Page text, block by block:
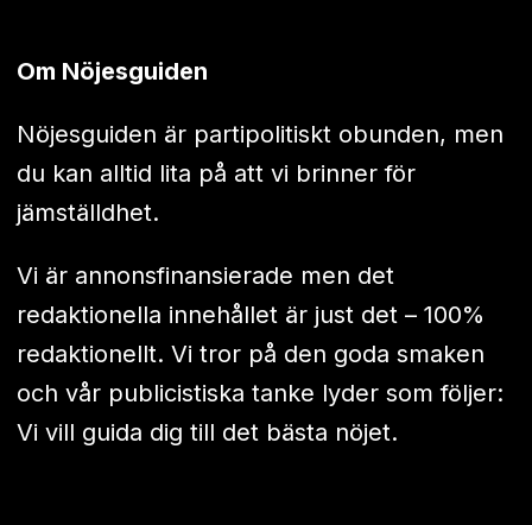
Om Nöjesguiden
Nöjesguiden är partipolitiskt obunden, men
du kan alltid lita på att vi brinner för
jämställdhet.
Vi är annonsfinansierade men det
redaktionella innehållet är just det – 100%
redaktionellt. Vi tror på den goda smaken
och vår publicistiska tanke lyder som följer:
Vi vill guida dig till det bästa nöjet.